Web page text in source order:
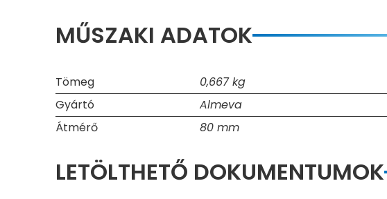
MŰSZAKI ADATOK
Tömeg
0,667 kg
Gyártó
Almeva
Átmérő
80 mm
LETÖLTHETŐ DOKUMENTUMOK